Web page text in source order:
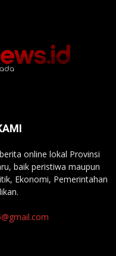
online lokal Provinsi
baik peristiwa maupun
Ekonomi, Pemerintahan